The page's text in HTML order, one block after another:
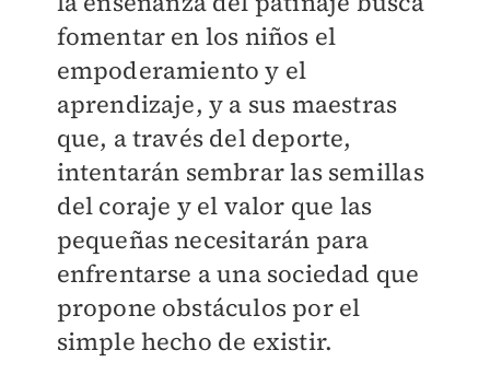
fomentar en los niños el
empoderamiento y el
aprendizaje, y a sus maestras
que, a través del deporte,
intentarán sembrar las semillas
del coraje y el valor que las
pequeñas necesitarán para
enfrentarse a una sociedad que
propone obstáculos por el
simple hecho de existir.